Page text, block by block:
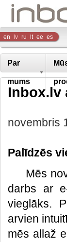
Inbox
Company
en lv ru lt ee es
Par
mums
Inbox.lv
novembris
Palīdzēs
Mēs
darbs ar
vieglāks.
arvien
mēs allaž